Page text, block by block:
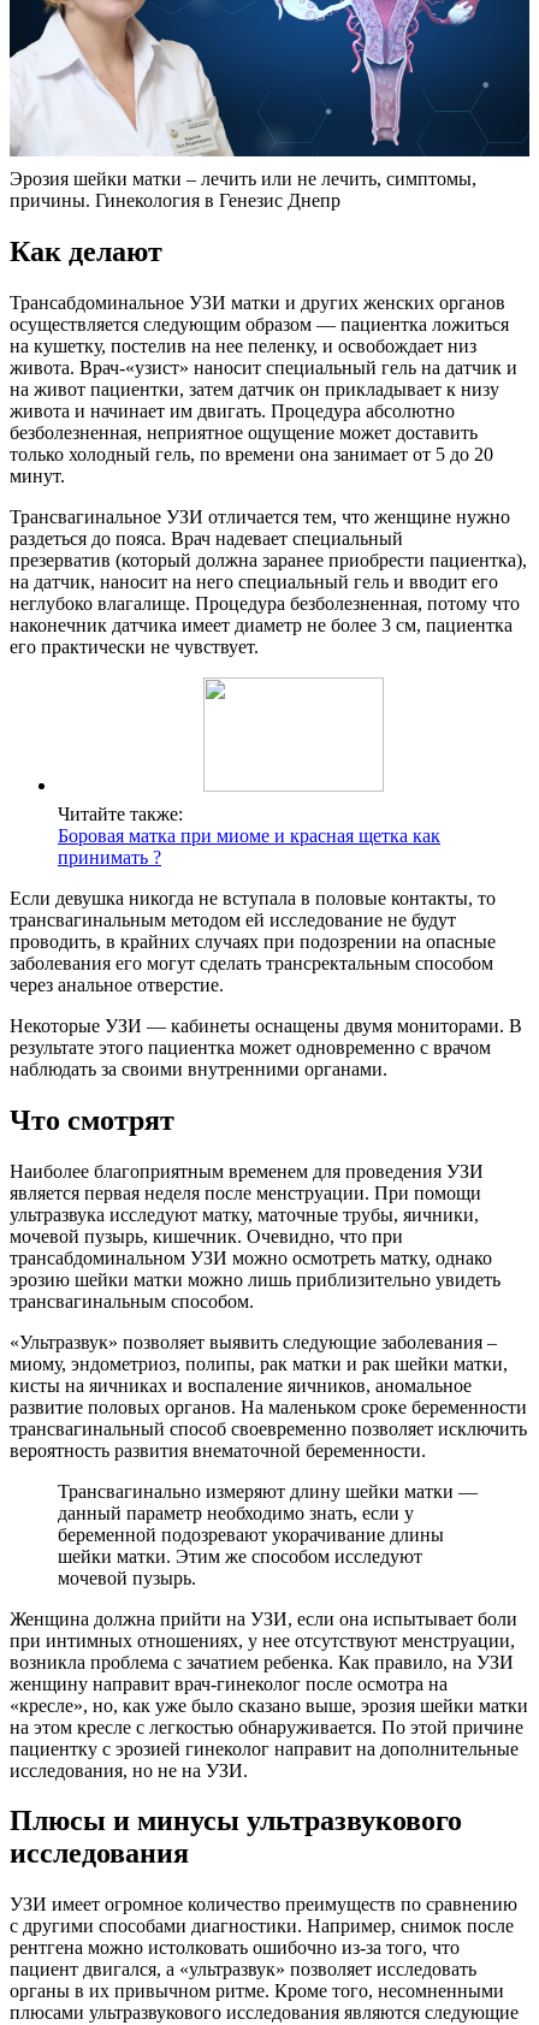
Эрозия шейки матки – лечить или не лечить, симптомы,
причины. Гинекология в Генезис Днепр
Как делают
Трансабдоминальное УЗИ матки и других женских органов
осуществляется следующим образом — пациентка ложиться
на кушетку, постелив на нее пеленку, и освобождает низ
живота. Врач-«узист» наносит специальный гель на датчик и
на живот пациентки, затем датчик он прикладывает к низу
живота и начинает им двигать. Процедура абсолютно
безболезненная, неприятное ощущение может доставить
только холодный гель, по времени она занимает от 5 до 20
минут.
Трансвагинальное УЗИ отличается тем, что женщине нужно
раздеться до пояса. Врач надевает специальный
презерватив (который должна заранее приобрести пациентка),
на датчик, наносит на него специальный гель и вводит его
неглубоко влагалище. Процедура безболезненная, потому что
наконечник датчика имеет диаметр не более 3 см, пациентка
его практически не чувствует.
Читайте также:
Боровая матка при миоме и красная щетка как
принимать ?
Если девушка никогда не вступала в половые контакты, то
трансвагинальным методом ей исследование не будут
проводить, в крайних случаях при подозрении на опасные
заболевания его могут сделать трансректальным способом
через анальное отверстие.
Некоторые УЗИ — кабинеты оснащены двумя мониторами. В
результате этого пациентка может одновременно с врачом
наблюдать за своими внутренними органами.
Что смотрят
Наиболее благоприятным временем для проведения УЗИ
является первая неделя после менструации. При помощи
ультразвука исследуют матку, маточные трубы, яичники,
мочевой пузырь, кишечник. Очевидно, что при
трансабдоминальном УЗИ можно осмотреть матку, однако
эрозию шейки матки можно лишь приблизительно увидеть
трансвагинальным способом.
«Ультразвук» позволяет выявить следующие заболевания –
миому, эндометриоз, полипы, рак матки и рак шейки матки,
кисты на яичниках и воспаление яичников, аномальное
развитие половых органов. На маленьком сроке беременности
трансвагинальный способ своевременно позволяет исключить
вероятность развития внематочной беременности.
Трансвагинально измеряют длину шейки матки —
данный параметр необходимо знать, если у
беременной подозревают укорачивание длины
шейки матки. Этим же способом исследуют
мочевой пузырь.
Женщина должна прийти на УЗИ, если она испытывает боли
при интимных отношениях, у нее отсутствуют менструации,
возникла проблема с зачатием ребенка. Как правило, на УЗИ
женщину направит врач-гинеколог после осмотра на
«кресле», но, как уже было сказано выше, эрозия шейки матки
на этом кресле с легкостью обнаруживается. По этой причине
пациентку с эрозией гинеколог направит на дополнительные
исследования, но не на УЗИ.
Плюсы и минусы ультразвукового
исследования
УЗИ имеет огромное количество преимуществ по сравнению
с другими способами диагностики. Например, снимок после
рентгена можно истолковать ошибочно из-за того, что
пациент двигался, а «ультразвук» позволяет исследовать
органы в их привычном ритме. Кроме того, несомненными
плюсами ультразвукового исследования являются следующие